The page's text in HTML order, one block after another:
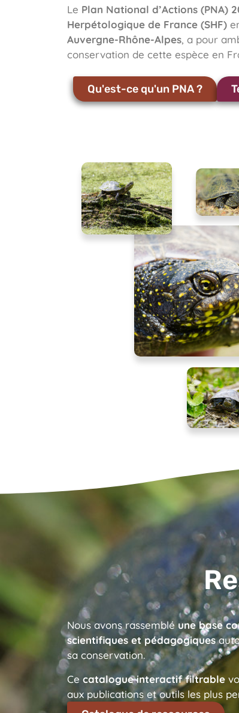
Le Plan National d’Actions (PNA)
Herpétologique de France (SHF)
Auvergne-Rhône-Alpes, a pour
conservation de cette espèce en
Qu'est-ce qu'un PNA ?
Nous avons rassemblé une base
scientifiques et pédagogiques
sa conservation.
Ce catalogue interactif filtrable
aux publications et outils les plus